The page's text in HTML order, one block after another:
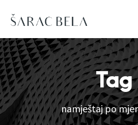
Tag
namještaj po